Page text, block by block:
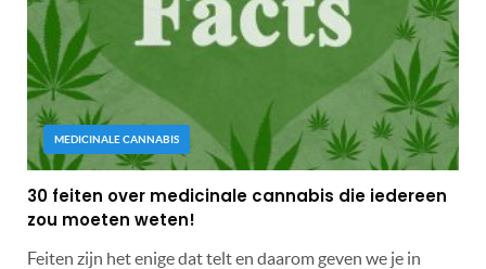
MEDICINALE CANNABIS
30 feiten over medicinale cannabis die iedereen
zou moeten weten!
Feiten zijn het enige dat telt en daarom geven we je in